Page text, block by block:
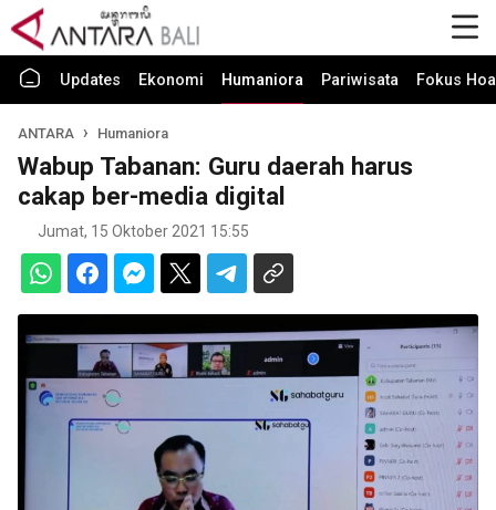
Updates Ekonomi Humaniora Pariwisata Fokus
ANTARA Humaniora
Wabup Tabanan: Guru daerah harus
cakap ber-media digital
Jumat, 15 Oktober 2021 15:55